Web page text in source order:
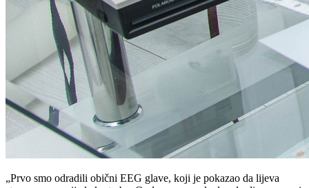
„Prvo smo odradili obični EEG glave, koji je pokazao da lijeva